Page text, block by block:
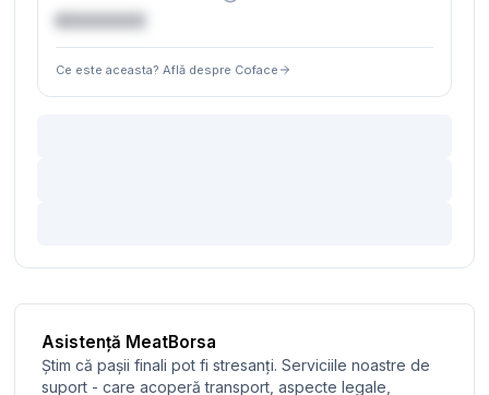
€XXXXXX
Ce este aceasta? Află despre Coface
Asistență MeatBorsa
Știm că pașii finali pot fi stresanți. Serviciile noastre de
suport - care acoperă transport, aspecte legale,